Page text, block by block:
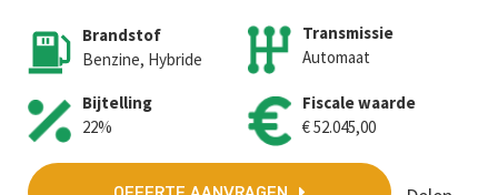
Brandstof
Benzine, Hybride
Bijtelling
22%
Transmissie
Automaat
Fiscale waarde
€ 52.045,00